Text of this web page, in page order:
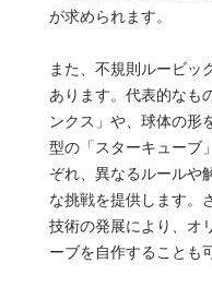
が求められます。
また、不規則ルービッ
あります。代表的なも
ンクス」や、球体の形
型の「スターキューブ
ぞれ、異なるルールや
な挑戦を提供します。
技術の発展により、オ
ーブを自作することも